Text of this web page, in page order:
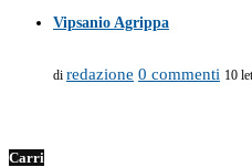
Vipsanio Agrippa
di redazione 0 commenti 10
Carri